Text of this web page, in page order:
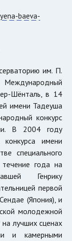
baeva-
им. П.
Шёнталь, в 14
имени Тадеуша
конкурс
В 2004 году
имени
специального
года на
Генрику
первой
(Япония), и
молодежной
лучших сценах
и камерными